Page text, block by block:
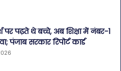
पर पढ़ते थे बच्चे, अब शिक्षा में नंबर-1
पंजाब सरकार रिपोर्ट कार्ड